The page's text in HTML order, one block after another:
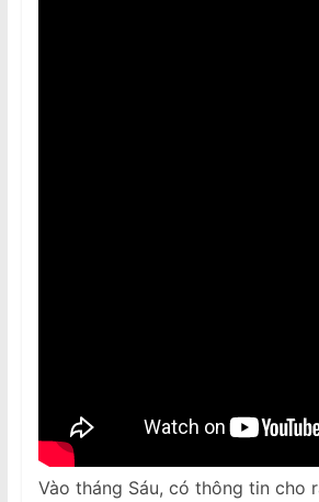
Vào tháng Sáu, có thông tin cho